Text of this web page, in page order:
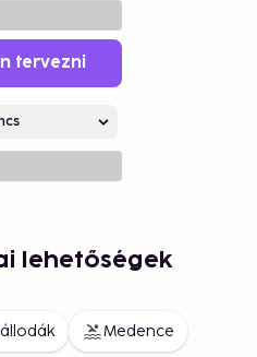
tervezni
lehetőségek
Medence